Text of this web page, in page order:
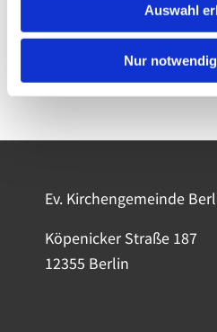
Auswahl
Nur
Ev. Kirchengemeinde
Köpenicker Straße 187
12355 Berlin